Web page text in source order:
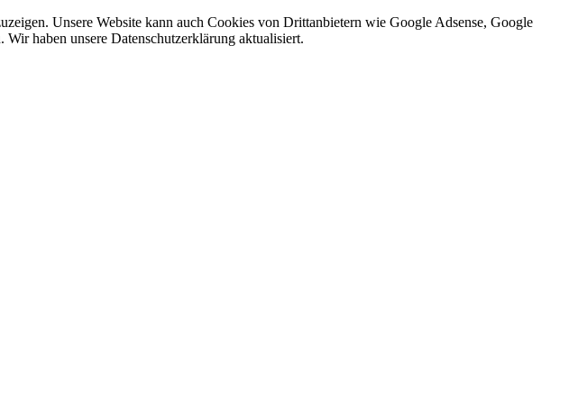
Unsere Website kann auch Cookies von Drittanbietern wie Google Adsense, Google
haben unsere Datenschutzerklärung aktualisiert.